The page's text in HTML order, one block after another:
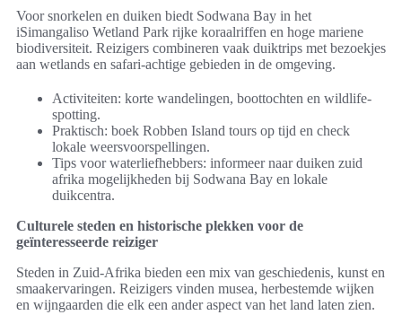
Voor snorkelen en duiken biedt Sodwana Bay in het
iSimangaliso Wetland Park rijke koraalriffen en hoge mariene
biodiversiteit. Reizigers combineren vaak duiktrips met bezoekjes
aan wetlands en safari-achtige gebieden in de omgeving.
Activiteiten: korte wandelingen, boottochten en wildlife-
spotting.
Praktisch: boek Robben Island tours op tijd en check
lokale weersvoorspellingen.
Tips voor waterliefhebbers: informeer naar duiken zuid
afrika mogelijkheden bij Sodwana Bay en lokale
duikcentra.
Culturele steden en historische plekken voor de
geïnteresseerde reiziger
Steden in Zuid-Afrika bieden een mix van geschiedenis, kunst en
smaakervaringen. Reizigers vinden musea, herbestemde wijken
en wijngaarden die elk een ander aspect van het land laten zien.